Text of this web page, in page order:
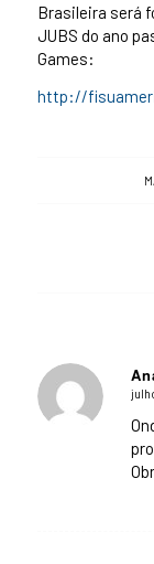
Brasileira será
JUBS do ano
Games:
http://